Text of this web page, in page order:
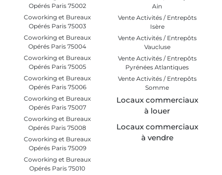
Opérés Paris 75002
Coworking et Bureaux
Opérés Paris 75003
Coworking et Bureaux
Opérés Paris 75004
Coworking et Bureaux
Opérés Paris 75005
Coworking et Bureaux
Opérés Paris 75006
Coworking et Bureaux
Opérés Paris 75007
Coworking et Bureaux
Opérés Paris 75008
Coworking et Bureaux
Opérés Paris 75009
Coworking et Bureaux
Opérés Paris 75010
Ain
Vente Activités / Entrepôts
Isère
Vente Activités / Entrepôts
Vaucluse
Vente Activités / Entrepôts
Pyrénées Atlantiques
Vente Activités / Entrepôts
Somme
Locaux commerciaux
à louer
Locaux commerciaux
à vendre